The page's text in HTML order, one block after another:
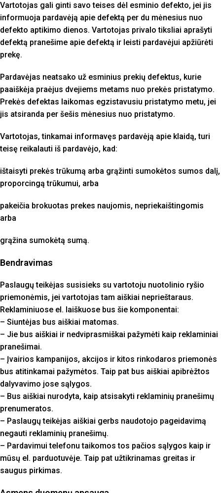
Vartotojas gali ginti savo teises dėl esminio defekto, jei jis
informuoja pardavėją apie defektą per du mėnesius nuo
defekto aptikimo dienos. Vartotojas privalo tiksliai aprašyti
defektą pranešime apie defektą ir leisti pardavėjui apžiūrėti
prekę.
Pardavėjas neatsako už esminius prekių defektus, kurie
paaiškėja praėjus dvejiems metams nuo prekės pristatymo.
Prekės defektas laikomas egzistavusiu pristatymo metu, jei
jis atsiranda per šešis mėnesius nuo pristatymo.
Vartotojas, tinkamai informavęs pardavėją apie klaidą, turi
teisę reikalauti iš pardavėjo, kad:
ištaisyti prekės trūkumą arba grąžinti sumokėtos sumos dalį,
proporcingą trūkumui, arba
pakeičia brokuotas prekes naujomis, nepriekaištingomis
arba
grąžina sumokėtą sumą.
Bendravimas
Paslaugų teikėjas susisieks su vartotoju nuotolinio ryšio
priemonėmis, jei vartotojas tam aiškiai neprieštaraus.
Reklaminiuose el. laiškuose bus šie komponentai:
– Siuntėjas bus aiškiai matomas.
– Jie bus aiškiai ir nedviprasmiškai pažymėti kaip reklaminiai
pranešimai.
– Įvairios kampanijos, akcijos ir kitos rinkodaros priemonės
bus atitinkamai pažymėtos. Taip pat bus aiškiai apibrėžtos
dalyvavimo jose sąlygos.
– Bus aiškiai nurodyta, kaip atsisakyti reklaminių pranešimų
prenumeratos.
– Paslaugų teikėjas aiškiai gerbs naudotojo pageidavimą
negauti reklaminių pranešimų.
– Pardavimui telefonu taikomos tos pačios sąlygos kaip ir
mūsų el. parduotuvėje. Taip pat užtikrinamas greitas ir
saugus pirkimas.